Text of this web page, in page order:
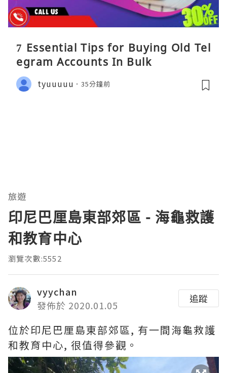
7 Essential Tips for Buying Old Tel
egram Accounts In Bulk
tyuuuuu 35分鐘前
旅遊
印尼巴厘島東部郊區 - 海龜救護
和教育中心
瀏覽次數:5552
vyychan
發佈於 2020.01.05
追蹤
位於印尼巴厘島東部郊區, 有一間海龜救護
和教育中心, 很值得參觀。